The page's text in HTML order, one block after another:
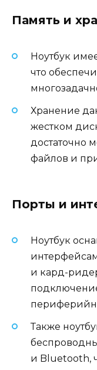
Память и
Ноутбук
что
Хранение
жестком
достаточно
файлов и
Порты и
Ноутбук
и кард-
Также
и Bluetooth,